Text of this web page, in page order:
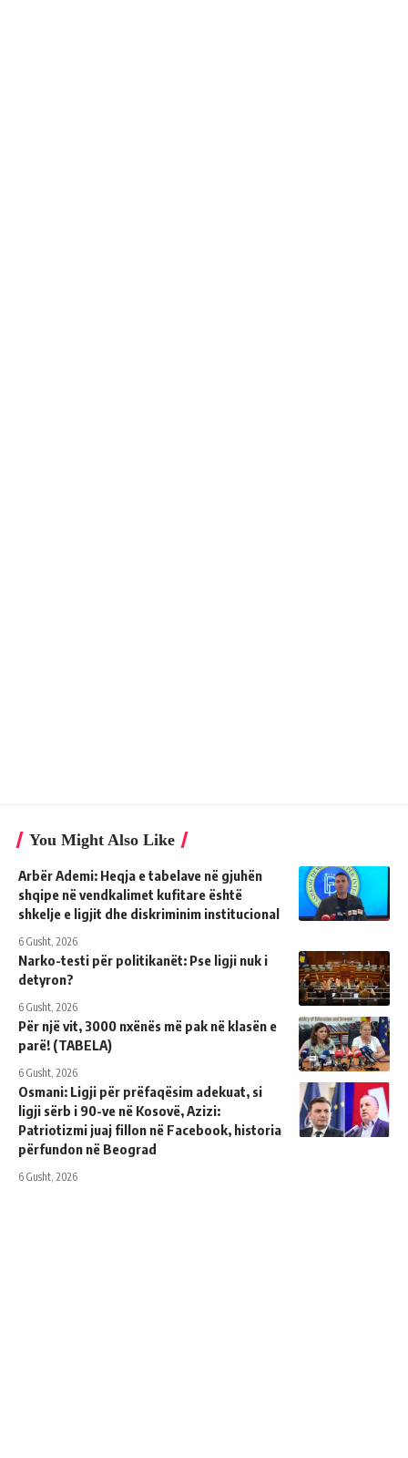
You Might Also Like
Arbër Ademi: Heqja e tabelave në gjuhën
shqipe në vendkalimet kufitare është
shkelje e ligjit dhe diskriminim institucional
6 Gusht, 2026
Narko-testi për politikanët: Pse ligji nuk i
detyron?
6 Gusht, 2026
Për një vit, 3000 nxënës më pak në klasën e
parë! (TABELA)
6 Gusht, 2026
Osmani: Ligji për prëfaqësim adekuat, si
ligji sërb i 90-ve në Kosovë, Azizi:
Patriotizmi juaj fillon në Facebook, historia
përfundon në Beograd
6 Gusht, 2026